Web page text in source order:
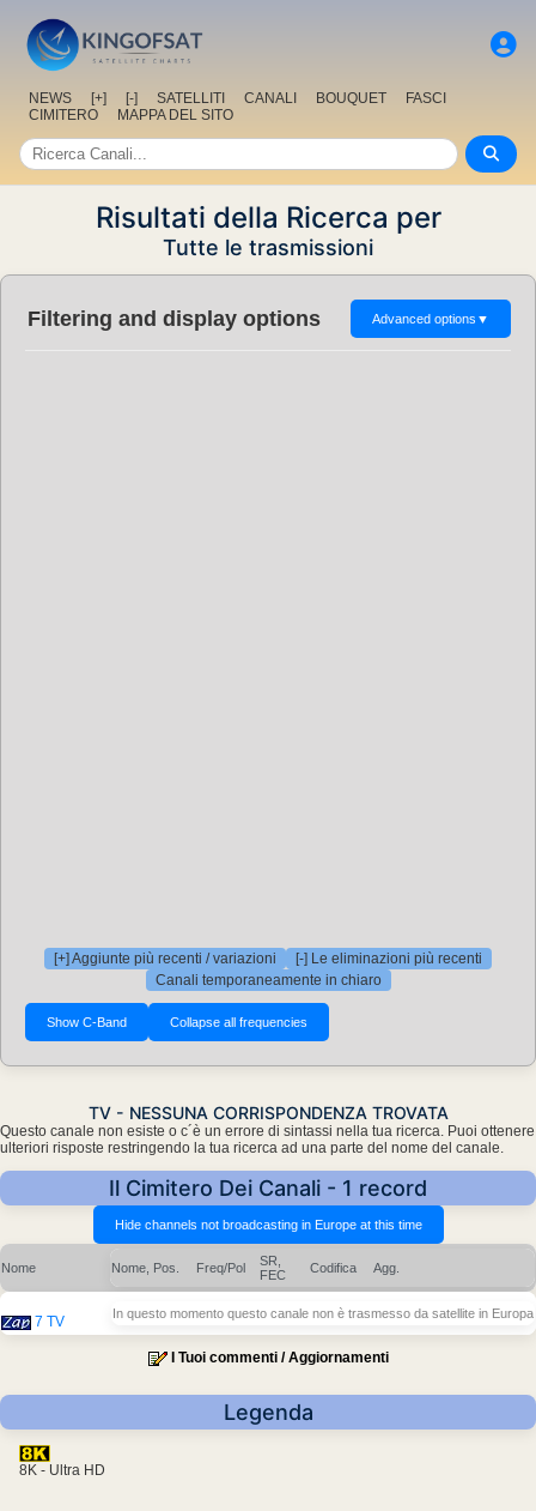
NEWS [+] [-] SATELLITI CANALI BOUQUET
FASCI
CIMITERO
MAPPA DEL SITO
Risultati della Ricerca per
Tutte le trasmissioni
Filtering and display options Advanced options ▼
[+] Aggiunte più recenti / variazioni
[-] Le eliminazioni più recenti
Canali temporaneamente in chiaro
TV - NESSUNA CORRISPONDENZA TROVATA
Questo canale non esiste o c´è un errore di sintassi nella tua ricerca. Puoi ottenere
ulteriori risposte restringendo la tua ricerca ad una parte del nome del canale.
Il Cimitero Dei Canali - 1 record
Nome Nome, Pos. Freq/Pol
SR,
FEC
Codifica Agg.
7 TV In questo momento questo canale non è trasmesso da satellite in Europa
I Tuoi commenti / Aggiornamenti
Legenda
8K - Ultra HD